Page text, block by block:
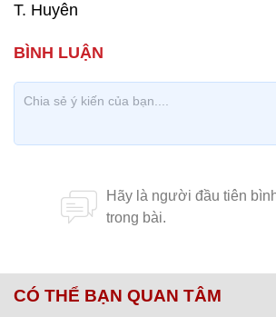
T. Huyên
CÓ THỂ BẠN QUAN TÂM